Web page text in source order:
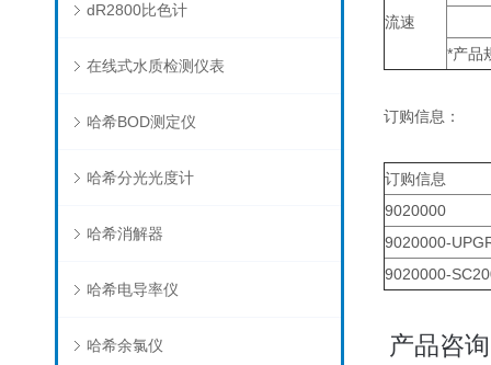
dR2800比色计
在线式水质检测仪表
哈希BOD测定仪
哈希分光光度计
哈希消解器
哈希电导率仪
哈希余氯仪
流速
*产品
订购信息：
订购信息
9020000
9020000-
9020000-
产品咨询